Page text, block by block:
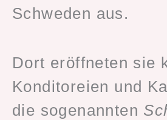
Schweden aus.
Dort eröffneten sie
Konditoreien und
die sogenannten